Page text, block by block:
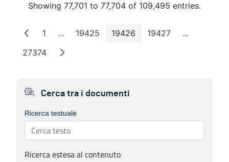
Showing 77,701 to 77,704 of 109,495 entries.
Page
1 ...Intermediate Pages
Page
19425 Page
19426 Page
19427 ...
Page
27374
Cerca tra i documenti
Ricerca testuale
Ricerca estesa al contenuto